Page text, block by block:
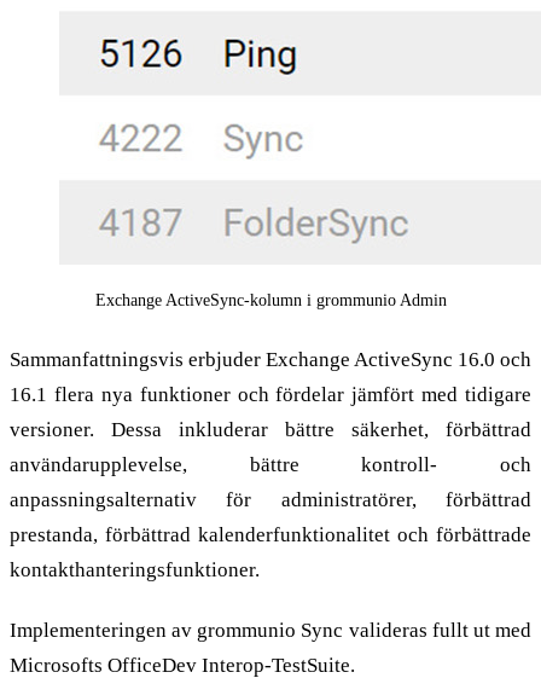
Exchange ActiveSync-kolumn i grommunio Admin
Sammanfattningsvis erbjuder Exchange ActiveSync 16.0 och
16.1 flera nya funktioner och fördelar jämfört med tidigare
versioner. Dessa inkluderar bättre säkerhet, förbättrad
användarupplevelse, bättre kontroll- och
anpassningsalternativ för administratörer, förbättrad
prestanda, förbättrad kalenderfunktionalitet och förbättrade
kontakthanteringsfunktioner.
Implementeringen av grommunio Sync valideras fullt ut med
Microsofts OfficeDev Interop-TestSuite.